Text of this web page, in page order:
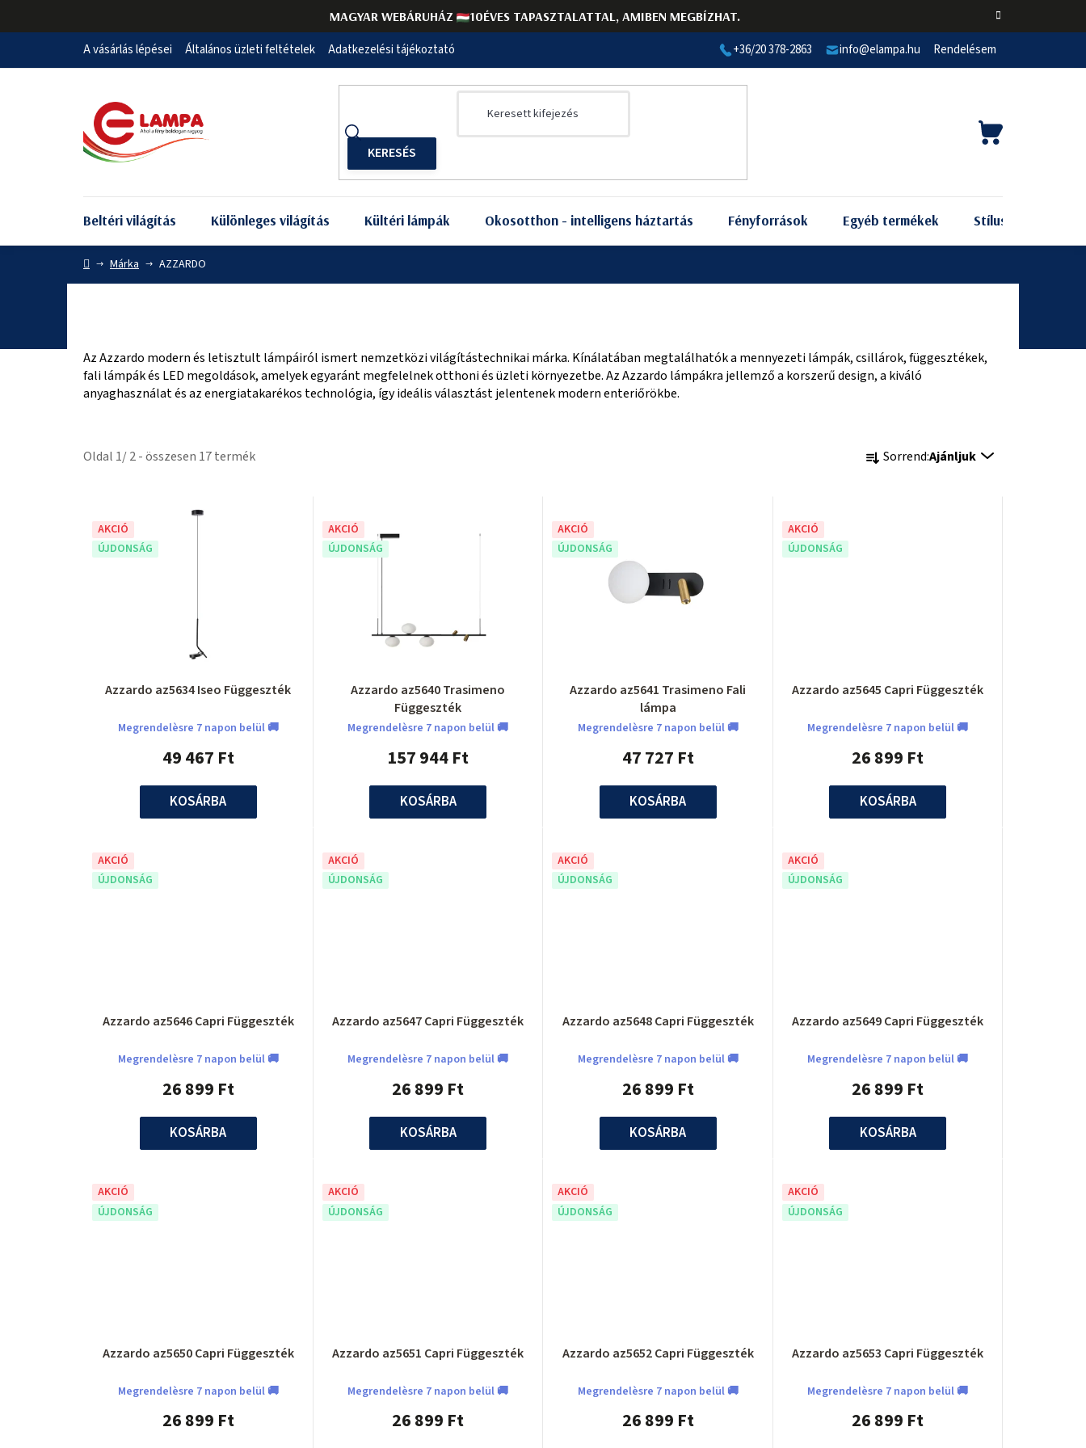
MAGYAR WEBÁRUHÁZ 10ÉVES TAPASZTALATTAL, AMIBEN MEGBÍZHAT.
A vásárlás lépései Általános üzleti feltételek Adatkezelési tájékoztató +36/20 378-2863 info@elampa.hu Rendelésem
KOSÁR
Beltéri világítás Különleges világítás Kültéri lámpák Okosotthon - intelligens háztartás Fényforrások Egyéb termékek Stílus szerint
Kezdőlap
Márka AZZARDO
Az Azzardo modern és letisztult lámpáiról ismert nemzetközi világítástechnikai márka. Kínálatában megtalálhatók a mennyezeti lámpák, csillárok, függesztékek,
fali lámpák és LED megoldások, amelyek egyaránt megfelelnek otthoni és üzleti környezetbe. Az Azzardo lámpákra jellemző a korszerű design, a kiváló
anyaghasználat és az energiatakarékos technológia, így ideális választást jelentenek modern enteriőrökbe.
Oldal 1/2- összesen 17termék
T
k
e
n
d
Sorrend:Ajánljuk
T
e
t
á
AKCIÓ
ÚJDONSÁG
Azzardo az5634 Iseo Függeszték
Megrendelèsre 7 napon belül 🚚
49 467 Ft
KOSÁRBA
AKCIÓ
ÚJDONSÁG
Azzardo az5640 Trasimeno
Függeszték
Megrendelèsre 7 napon belül 🚚
157 944 Ft
KOSÁRBA
AKCIÓ
ÚJDONSÁG
Azzardo az5641 Trasimeno Fali
lámpa
Megrendelèsre 7 napon belül 🚚
47 727 Ft
KOSÁRBA
AKCIÓ
ÚJDONSÁG
Azzardo az5645 Capri Függeszték
Megrendelèsre 7 napon belül 🚚
26 899 Ft
KOSÁRBA
AKCIÓ
ÚJDONSÁG
Azzardo az5646 Capri Függeszték
Megrendelèsre 7 napon belül 🚚
26 899 Ft
KOSÁRBA
AKCIÓ
ÚJDONSÁG
Azzardo az5647 Capri Függeszték
Megrendelèsre 7 napon belül 🚚
26 899 Ft
KOSÁRBA
AKCIÓ
ÚJDONSÁG
Azzardo az5648 Capri Függeszték
Megrendelèsre 7 napon belül 🚚
26 899 Ft
KOSÁRBA
AKCIÓ
ÚJDONSÁG
Azzardo az5649 Capri Függeszték
Megrendelèsre 7 napon belül 🚚
26 899 Ft
KOSÁRBA
AKCIÓ
ÚJDONSÁG
Azzardo az5650 Capri Függeszték
Megrendelèsre 7 napon belül 🚚
26 899 Ft
AKCIÓ
ÚJDONSÁG
Azzardo az5651 Capri Függeszték
Megrendelèsre 7 napon belül 🚚
26 899 Ft
AKCIÓ
ÚJDONSÁG
Azzardo az5652 Capri Függeszték
Megrendelèsre 7 napon belül 🚚
26 899 Ft
AKCIÓ
ÚJDONSÁG
Azzardo az5653 Capri Függeszték
Megrendelèsre 7 napon belül 🚚
26 899 Ft